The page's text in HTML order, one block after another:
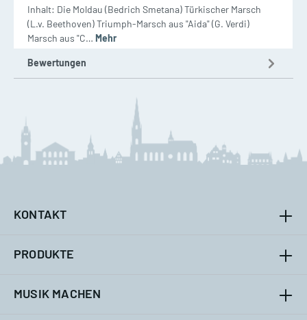
Inhalt: Die Moldau (Bedrich Smetana) Türkischer Marsch
(L.v. Beethoven) Triumph-Marsch aus "Aida" (G. Verdi)
Marsch aus "C… Mehr
Bewertungen
KONTAKT
PRODUKTE
MUSIK MACHEN